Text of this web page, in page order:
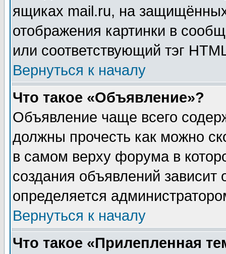
ящиках mail.ru, на
отображения картинки в
или соответствующий тэг
Вернуться к началу
Что такое «Объявление»?
Объявление чаще всего
должны прочесть как можно
в самом верху форума в
создания объявлений зависит
определяется
Вернуться к началу
Что такое «Прилепленная